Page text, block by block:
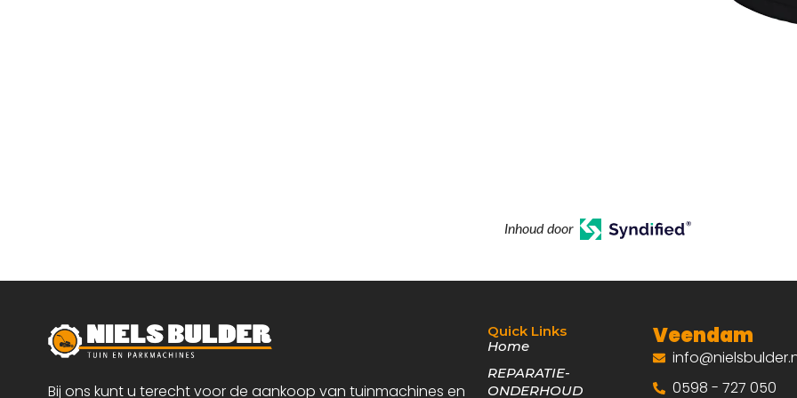
Inhoud door
Bij ons kunt u terecht voor de aankoop van tuinmachines en
Quick Links
Home
REPARATIE-
ONDERHOUD
Veendam
0598 - 727 050